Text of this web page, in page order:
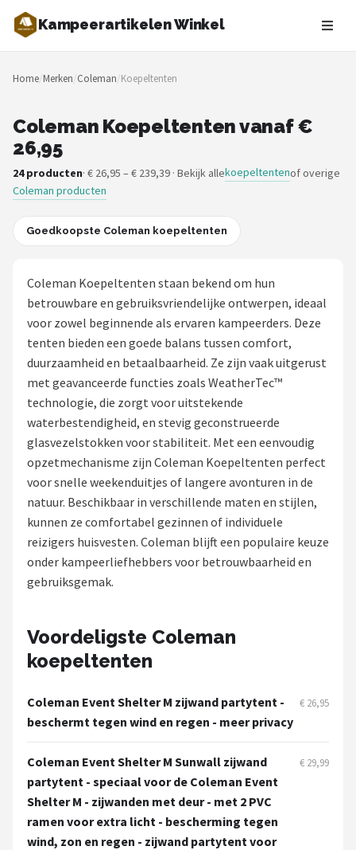
Kampeerartikelen Winkel
Zoeken
NAVIGATIE
Merken
Blog
Tenten
Slaapmatten
Koelboxen
Shop
POPULAIRE MERKEN
Intex
KOEL
Eurotrail
Camp
Bo-Camp
Gimeg
Campingaz
Benson
Alle merken →
Home/Merken/Coleman/Koepeltenten
Coleman Koepeltenten vanaf €
26,95
24 producten· € 26,95 – € 239,39 · Bekijk allekoepeltentenof overige
Coleman producten
Goedkoopste Coleman koepeltenten
Coleman Koepeltenten staan bekend om hun
betrouwbare en gebruiksvriendelijke ontwerpen, ideaal
voor zowel beginnende als ervaren kampeerders. Deze
tenten bieden een goede balans tussen comfort,
duurzaamheid en betaalbaarheid. Ze zijn vaak uitgerust
met geavanceerde functies zoals WeatherTec™
technologie, die zorgt voor uitstekende
waterbestendigheid, en stevig geconstrueerde
glasvezelstokken voor stabiliteit. Met een eenvoudig
opzetmechanisme zijn Coleman Koepeltenten perfect
voor snelle weekenduitjes of langere avonturen in de
natuur. Beschikbaar in verschillende maten en stijlen,
kunnen ze comfortabel gezinnen of individuele
reizigers huisvesten. Coleman blijft een populaire keuze
onder kampeerliefhebbers voor betrouwbaarheid en
gebruiksgemak.
Voordeligste Coleman
koepeltenten
Coleman Event Shelter M zijwand partytent -
beschermt tegen wind en regen - meer privacy
€ 26,95
Coleman Event Shelter M Sunwall zijwand
partytent - speciaal voor de Coleman Event
Shelter M - zijwanden met deur - met 2 PVC
ramen voor extra licht - bescherming tegen
wind, zon en regen - zijwand partytent voor
€ 29,99